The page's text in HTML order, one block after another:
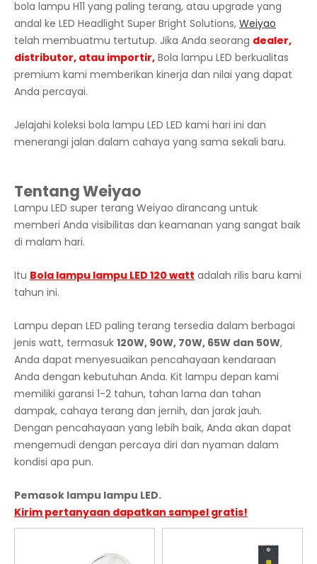
bola lampu H11 yang paling terang, atau upgrade yang
andal ke LED Headlight Super Bright Solutions, Weiyao
telah membuatmu tertutup. Jika Anda seorang dealer,
distributor, atau importir, Bola lampu LED berkualitas
premium kami memberikan kinerja dan nilai yang dapat
Anda percayai.
Jelajahi koleksi bola lampu LED LED kami hari ini dan
menerangi jalan dalam cahaya yang sama sekali baru.
Tentang Weiyao
Lampu LED super terang Weiyao dirancang untuk
memberi Anda visibilitas dan keamanan yang sangat baik
di malam hari.
Itu Bola lampu lampu LED 120 watt adalah rilis baru kami
tahun ini.
Lampu depan LED paling terang tersedia dalam berbagai
jenis watt, termasuk 120W, 90W, 70W, 65W dan 50W,
Anda dapat menyesuaikan pencahayaan kendaraan
Anda dengan kebutuhan Anda. Kit lampu depan kami
memiliki garansi 1-2 tahun, tahan lama dan tahan
dampak, cahaya terang dan jernih, dan jarak jauh.
Dengan pencahayaan yang lebih baik, Anda akan dapat
mengemudi dengan percaya diri dan nyaman dalam
kondisi apa pun.
Pemasok lampu lampu LED.
Kirim pertanyaan dapatkan sampel gratis!